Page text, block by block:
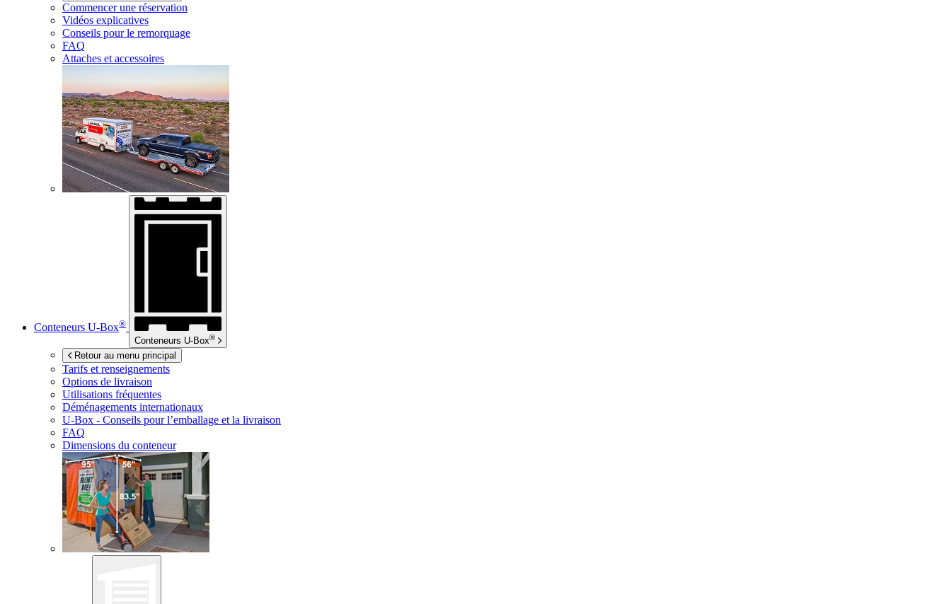
Commencer une réservation
Vidéos explicatives
Conseils pour le remorquage
FAQ
Attaches et accessoires
Conteneurs U-Box®
Conteneurs U-Box®
Retour au menu principal
Tarifs et renseignements
Options de livraison
Utilisations fréquentes
Déménagements internationaux
U-Box - Conseils pour l’emballage et la livraison
FAQ
Dimensions du conteneur